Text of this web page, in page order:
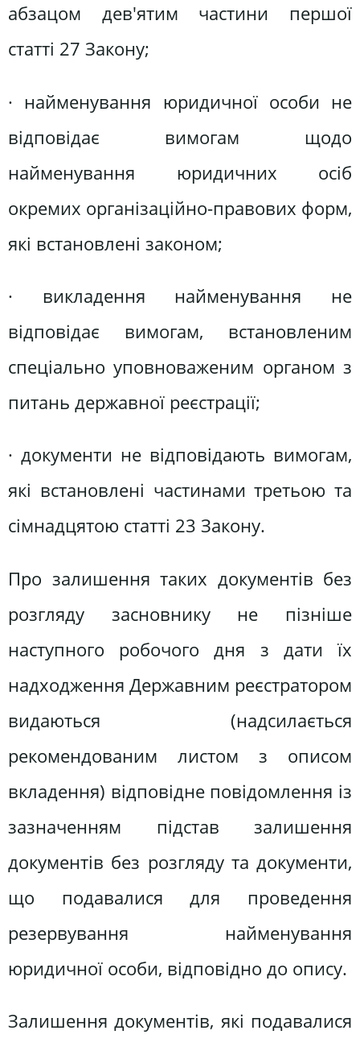
абзацом дев'ятим частини першої
статті 27 Закону;
· найменування юридичної особи не
відповідає вимогам щодо
найменування юридичних осіб
окремих організаційно-правових форм,
які встановлені законом;
· викладення найменування не
відповідає вимогам, встановленим
спеціально уповноваженим органом з
питань державної реєстрації;
· документи не відповідають вимогам,
які встановлені частинами третьою та
сімнадцятою статті 23 Закону.
Про залишення таких документів без
розгляду засновнику не пізніше
наступного робочого дня з дати їх
надходження Державним реєстратором
видаються (надсилається
рекомендованим листом з описом
вкладення) відповідне повідомлення із
зазначенням підстав залишення
документів без розгляду та документи,
що подавалися для проведення
резервування найменування
юридичної особи, відповідно до опису.
Залишення документів, які подавалися